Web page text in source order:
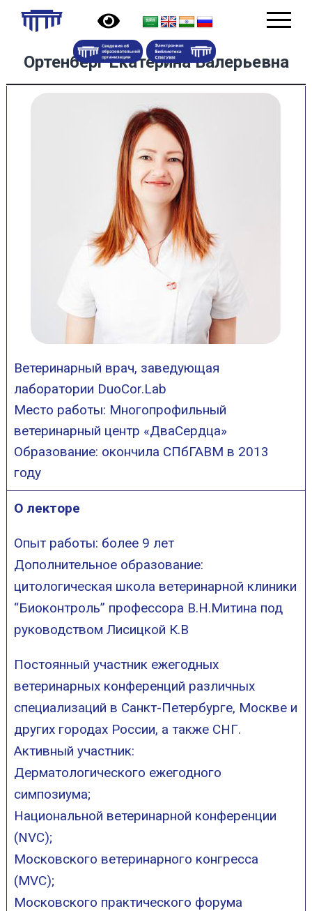
Ортенберг Екатерина Валерьевна
Ветеринарный врач, заведующая
лаборатории DuoCor.Lab
Место работы: Многопрофильный
ветеринарный центр «ДваСердца»
Образование: окончила СПбГАВМ в 2013
году
О лекторе
Опыт работы: более 9 лет
Дополнительное образование:
цитологическая школа ветеринарной клиники
“Биоконтроль” профессора В.Н.Митина под
руководством Лисицкой К.В
Постоянный участник ежегодных
ветеринарных конференций различных
специализаций в Санкт-Петербурге, Москве и
других городах России, а также СНГ.
Активный участник:
Дерматологического ежегодного
симпозиума;
Национальной ветеринарной конференции
(NVC);
Московского ветеринарного конгресса
(MVC);
Московского практического форума